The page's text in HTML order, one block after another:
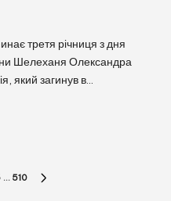
третя річниця з дня
Шелеханя Олександра
який загинув в…
… 510